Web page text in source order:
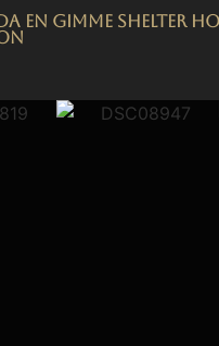
en Gimme Shelter